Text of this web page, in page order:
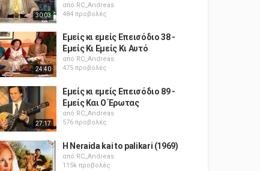
30:03
από RC_Andreas
484 προβολές
24:40
Εμείς κι εμείς Επεισόδιο 38 -
Εμείς Κι Εμείς Κι Αυτό
από RC_Andreas
475 προβολές
27:17
Εμείς κι εμείς Επεισόδιο 89 -
Εμείς Και Ο Έρωτας
από RC_Andreas
576 προβολές
H Neraida kai to palikari (1969)
από RC_Andreas
115k προβολές